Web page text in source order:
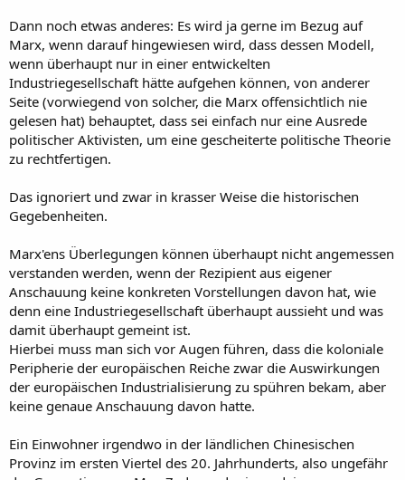
Dann noch etwas anderes: Es wird ja gerne im Bezug auf
Marx, wenn darauf hingewiesen wird, dass dessen Modell,
wenn überhaupt nur in einer entwickelten
Industriegesellschaft hätte aufgehen können, von anderer
Seite (vorwiegend von solcher, die Marx offensichtlich nie
gelesen hat) behauptet, dass sei einfach nur eine Ausrede
politischer Aktivisten, um eine gescheiterte politische Theorie
zu rechtfertigen.
Das ignoriert und zwar in krasser Weise die historischen
Gegebenheiten.
Marx'ens Überlegungen können überhaupt nicht angemessen
verstanden werden, wenn der Rezipient aus eigener
Anschauung keine konkreten Vorstellungen davon hat, wie
denn eine Industriegesellschaft überhaupt aussieht und was
damit überhaupt gemeint ist.
Hierbei muss man sich vor Augen führen, dass die koloniale
Peripherie der europäischen Reiche zwar die Auswirkungen
der europäischen Industrialisierung zu spühren bekam, aber
keine genaue Anschauung davon hatte.
Ein Einwohner irgendwo in der ländlichen Chinesischen
Provinz im ersten Viertel des 20. Jahrhunderts, also ungefähr